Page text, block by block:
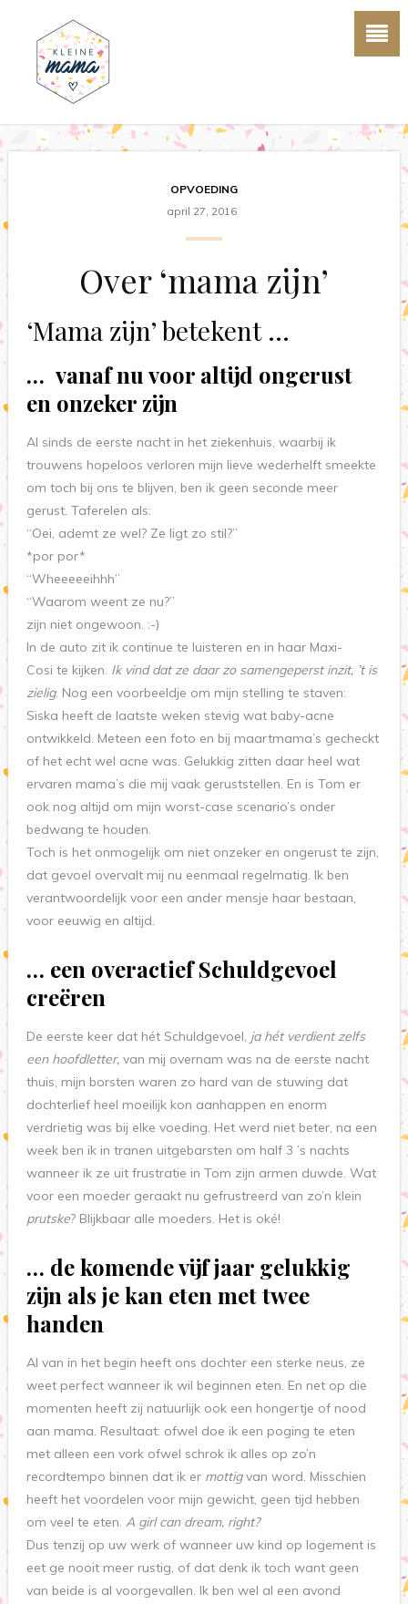
OPVOEDING
april 27, 2016
Over ‘mama zijn’
‘Mama zijn’ betekent …
… vanaf nu voor altijd ongerust
en onzeker zijn
Al sinds de eerste nacht in het ziekenhuis, waarbij ik
trouwens hopeloos verloren mijn lieve wederhelft smeekte
om toch bij ons te blijven, ben ik geen seconde meer
gerust. Taferelen als:
“Oei, ademt ze wel? Ze ligt zo stil?”
*por por*
“Wheeeeeihhh”
“Waarom weent ze nu?”
zijn niet ongewoon. :-)
In de auto zit ik continue te luisteren en in haar Maxi-
Cosi te kijken. Ik vind dat ze daar zo samengeperst inzit, ’t is
zielig. Nog een voorbeeldje om mijn stelling te staven:
Siska heeft de laatste weken stevig wat baby-acne
ontwikkeld. Meteen een foto en bij maartmama’s gecheckt
of het echt wel acne was. Gelukkig zitten daar heel wat
ervaren mama’s die mij vaak geruststellen. En is Tom er
ook nog altijd om mijn worst-case scenario’s onder
bedwang te houden.
Toch is het onmogelijk om niet onzeker en ongerust te zijn,
dat gevoel overvalt mij nu eenmaal regelmatig. Ik ben
verantwoordelijk voor een ander mensje haar bestaan,
voor eeuwig en altijd.
… een overactief Schuldgevoel
creëren
De eerste keer dat hét Schuldgevoel, ja hét verdient zelfs
een hoofdletter,van mij overnam was na de eerste nacht
thuis, mijn borsten waren zo hard van de stuwing dat
dochterlief heel moeilijk kon aanhappen en enorm
verdrietig was bij elke voeding. Het werd niet beter, na een
week ben ik in tranen uitgebarsten om half 3 ’s nachts
wanneer ik ze uit frustratie in Tom zijn armen duwde. Wat
voor een moeder geraakt nu gefrustreerd van zo’n klein
prutske? Blijkbaar alle moeders. Het is oké!
… de komende vijf jaar gelukkig
zijn als je kan eten met twee
handen
Al van in het begin heeft ons dochter een sterke neus, ze
weet perfect wanneer ik wil beginnen eten. En net op die
momenten heeft zij natuurlijk ook een hongertje of nood
aan mama. Resultaat: ofwel doe ik een poging te eten
met alleen een vork ofwel schrok ik alles op zo’n
recordtempo binnen dat ik er mottigvan word. Misschien
heeft het voordelen voor mijn gewicht, geen tijd hebben
om veel te eten. A girl can dream, right?
Dus tenzij op uw werk of wanneer uw kind op logement is
eet ge nooit meer rustig, of dat denk ik toch want geen
van beide is al voorgevallen. Ik ben wel al een avond